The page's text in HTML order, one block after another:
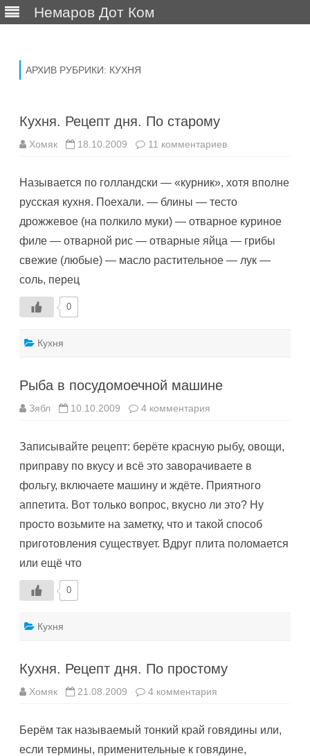
Немаров Дот Ком
АРХИВ РУБРИКИ: КУХНЯ
Кухня. Рецепт дня. По старому
Хомяк 18.10.2009 11 комментариевк
дня.
старому
Называется по голландски — «курник», хотя вполне
русская кухня. Поехали. — блины — тесто
дрожжевое (на полкило муки) — отварное куриное
филе — отварной рис — отварные яйца — грибы
свежие (любые) — масло растительное — лук —
соль, перец
0
Кухня
Рыба в посудомоечной машине
Зябл 10.10.2009 4 комментария
посудомоечной
машине
Записывайте рецепт: берёте красную рыбу, овощи,
приправу по вкусу и всё это заворачиваете в
фольгу, включаете машину и ждёте. Приятного
аппетита. Вот только вопрос, вкусно ли это? Ну
просто возьмите на заметку, что и такой способ
приготовления существует. Вдруг плита поломается
или ещё что
0
Кухня
Кухня. Рецепт дня. По простому
Хомяк 21.08.2009 4 комментария
дня.
простому
Берём так называемый тонкий край говядины или,
если термины, применительные к говядине,